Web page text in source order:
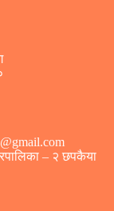
– २ छपकैया